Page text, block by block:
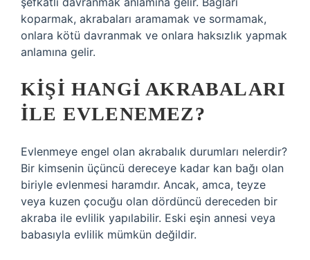
koparmak, akrabaları aramamak ve sormamak,
onlara kötü davranmak ve onlara haksızlık yapmak
anlamına gelir.
KIŞI HANGI AKRABALARI
ILE EVLENEMEZ?
Evlenmeye engel olan akrabalık durumları nelerdir?
Bir kimsenin üçüncü dereceye kadar kan bağı olan
biriyle evlenmesi haramdır. Ancak, amca, teyze
veya kuzen çocuğu olan dördüncü dereceden bir
akraba ile evlilik yapılabilir. Eski eşin annesi veya
babasıyla evlilik mümkün değildir.